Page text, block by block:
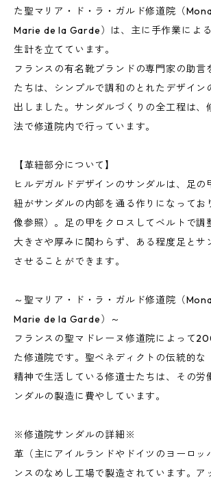
た聖マリア・ド・ラ・ガルド修道院（
Marie de la Garde）は、主に手作業によ
生計を立てています。
フランスの有名靴ブランドの専門家の助言
たちは、シンプルで調和のとれたデザイン
出しました。サンダルづくりの全工程は、
法で修道院内で行っています。
【革紐部分について】
ヒルデガルドデザインのサンダルは、足の
紐がサンダルの内部を通る作りになってお
像参照）。足の甲をクロスしてベルトで調
大きさや厚みに関わらず、ある程度足とサ
させることができます。
～聖マリア・ド・ラ・ガルド修道院（
Marie de la Garde）～
フランスの聖マドレーヌ修道院によって
た修道院です。聖ベネディクトの伝統的な
精神で生活している修道士たちは、その労
ンダルの製造に費やしています。
※修道院サンダルの詳細※
革（主にアイルランドやドイツのヨーロッ
ンスのなめし工場で製造されています。ア